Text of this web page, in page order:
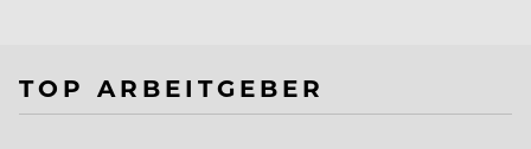
TOP ARBEITGEBER